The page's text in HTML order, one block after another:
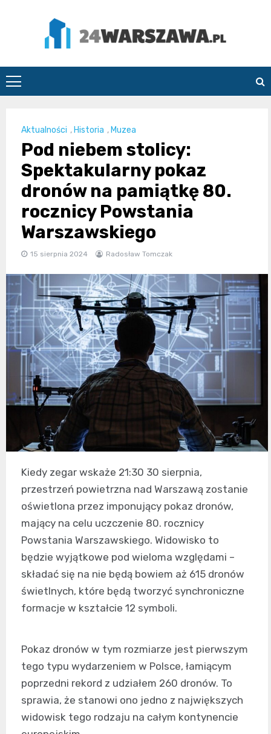
24Warszawa.pl
Aktualności , Historia , Muzea
Pod niebem stolicy:
Spektakularny pokaz
dronów na pamiątkę 80.
rocznicy Powstania
Warszawskiego
15 sierpnia 2024 Radosław Tomczak
Kiedy zegar wskaże 21:30 30 sierpnia,
przestrzeń powietrzna nad Warszawą zostanie
oświetlona przez imponujący pokaz dronów,
mający na celu uczczenie 80. rocznicy
Powstania Warszawskiego. Widowisko to
będzie wyjątkowe pod wieloma względami –
składać się na nie będą bowiem aż 615 dronów
świetlnych, które będą tworzyć synchroniczne
formacje w kształcie 12 symboli.
Pokaz dronów w tym rozmiarze jest pierwszym
tego typu wydarzeniem w Polsce, łamiącym
poprzedni rekord z udziałem 260 dronów. To
sprawia, że stanowi ono jedno z największych
widowisk tego rodzaju na całym kontynencie